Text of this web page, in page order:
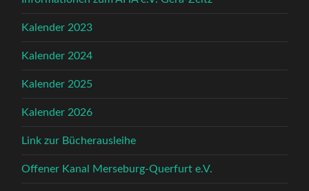
Kalender 2023
Kalender 2024
Kalender 2025
Kalender 2026
Link zur Bücherausleihe
Offener Kanal Merseburg-Querfurt e.V.